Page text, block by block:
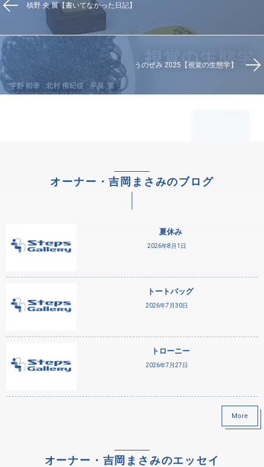
槙野 央 展【書いてなかった日記】
うのぜみ 2025【視覚の生態学】
オーナー・吉岡まさみのブログ
夏休み
2026年8月1日
トートバッグ
2026年7月30日
トローニー
2026年7月27日
More
オーナー・吉岡まさみのエッセイ